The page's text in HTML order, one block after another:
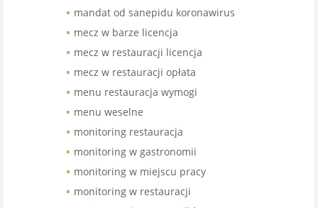
mandat od sanepidu koronawirus
mecz w barze licencja
mecz w restauracji licencja
mecz w restauracji opłata
menu restauracja wymogi
menu weselne
monitoring restauracja
monitoring w gastronomii
monitoring w miejscu pracy
monitoring w restauracji